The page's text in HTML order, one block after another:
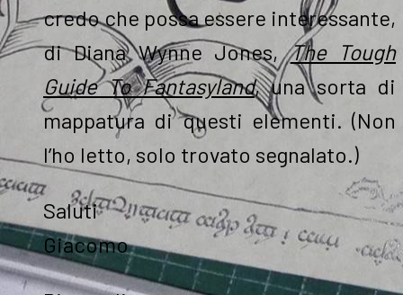
credo che possa essere interessante,
di Diana Wynne Jones,The Tough
Guide To Fantasyland, una sorta di
mappatura di questi elementi. (Non
l’ho letto, solo trovato segnalato.)
Saluti
Giacomo